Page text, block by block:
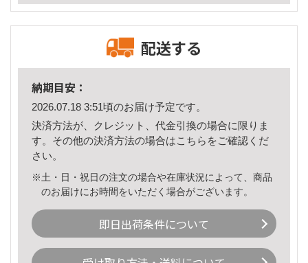
配送する
納期目安：
2026.07.18 3:51頃のお届け予定です。
決済方法が、クレジット、代金引換の場合に限りま
す。その他の決済方法の場合はこちら をご確認くだ
さい。
※土・日・祝日の注文の場合や在庫状況によって、商品
のお届けにお時間をいただく場合がございます。
即日出荷条件について